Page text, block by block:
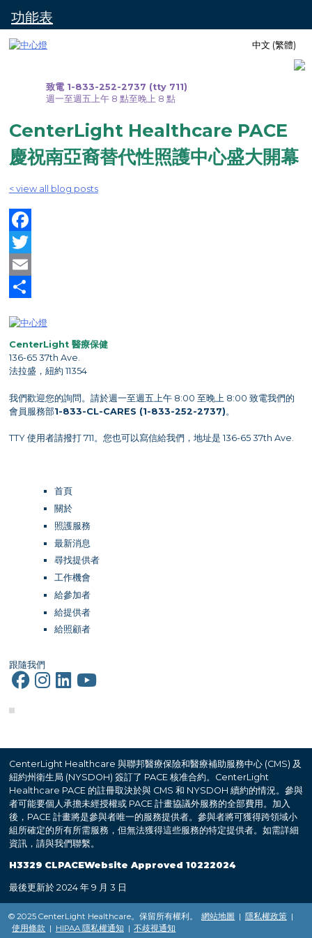
致電 1-833-252-2737 (tty 711)
週一至週五上午 8 點至晚上 8 點
中文 (繁體)
CenterLight Healthcare PACE
慶祝南亞裔替代性照護中心盛大開幕
< view all blog posts
Facebook
Twitter
Email
CenterLight 醫療保健
136-65 37th Ave.
法拉盛，紐約 11354
我們歡迎您的詢問。請於週一至週五上午 8:00 至晚上 8:00 致電我們的
會員服務部1-833-CL-CARES (1-833-252-2737) 。
TTY 使用者請撥打 711。您也可以寫信給我們，地址是 136-65 37th Ave.
首頁
關於
照護服務
最新消息
尋找提供者
工作機會
給參加者
給提供者
給照顧者
跟隨我們
CenterLight Healthcare 與聯邦醫療保險和醫療補助服務中心 (CMS) 及
紐約州衛生局 (NYSDOH) 簽訂了 PACE 核准合約。CenterLight
Healthcare PACE 的註冊取決於與 CMS 和 NYSDOH 續約的情況。參與
者可能要個人承擔未經授權或 PACE 計畫協議外服務的全部費用。加入
後，PACE 計畫將是參與者唯一的服務提供者。參與者將可獲得跨領域小
組所確定的所有所需服務，但無法獲得這些服務的特定提供者。如需詳細
資訊，請與我們聯繫。
H3329 CLPACEWebsite Approved 10222024
最後更新於 2024 年 9 月 3 日
© 2025 CenterLight Healthcare。保留所有權利。 網站地圖 | 隱私權政策 |
使用條款 | HIPAA 隱私權通知 | 不歧視通知
功能表